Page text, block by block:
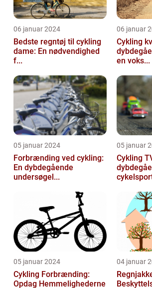
06 januar 2024
Bedste regntøj til cykling
dame: En nødvendighed
f...
06 januar
Cykling
en voks...
05 januar 2024
Forbrænding ved cykling:
En dybdegående
undersøgel...
05 januar
Cykling
05 januar 2024
Cykling Forbrænding:
Opdag Hemmelighederne
04 januar